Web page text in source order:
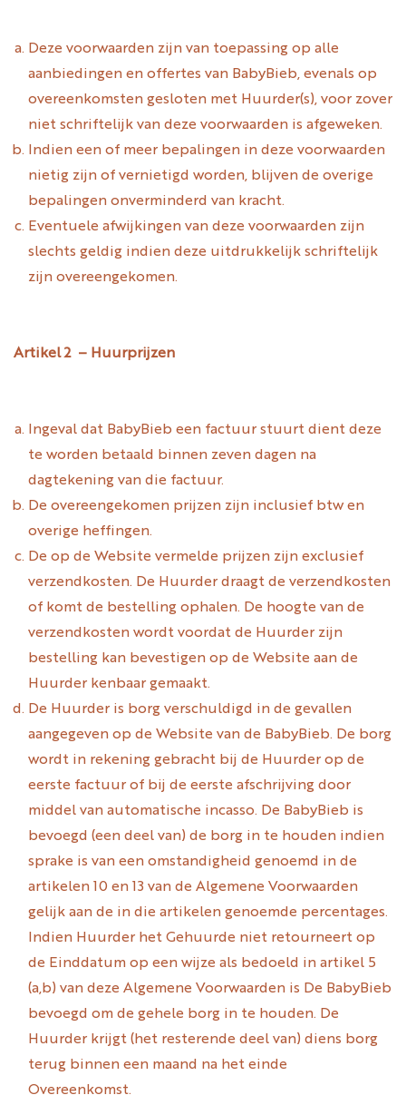
Deze voorwaarden zijn van toepassing op alle
aanbiedingen en offertes van BabyBieb, evenals op
overeenkomsten gesloten met Huurder(s), voor zover
niet schriftelijk van deze voorwaarden is afgeweken.
Indien een of meer bepalingen in deze voorwaarden
nietig zijn of vernietigd worden, blijven de overige
bepalingen onverminderd van kracht.
Eventuele afwijkingen van deze voorwaarden zijn
slechts geldig indien deze uitdrukkelijk schriftelijk
zijn overeengekomen.
Artikel 2 – Huurprijzen
Ingeval dat BabyBieb een factuur stuurt dient deze
te worden betaald binnen zeven dagen na
dagtekening van die factuur.
De overeengekomen prijzen zijn inclusief btw en
overige heffingen.
De op de Website vermelde prijzen zijn exclusief
verzendkosten. De Huurder draagt de verzendkosten
of komt de bestelling ophalen. De hoogte van de
verzendkosten wordt voordat de Huurder zijn
bestelling kan bevestigen op de Website aan de
Huurder kenbaar gemaakt.
De Huurder is borg verschuldigd in de gevallen
aangegeven op de Website van de BabyBieb. De borg
wordt in rekening gebracht bij de Huurder op de
eerste factuur of bij de eerste afschrijving door
middel van automatische incasso. De BabyBieb is
bevoegd (een deel van) de borg in te houden indien
sprake is van een omstandigheid genoemd in de
artikelen 10 en 13 van de Algemene Voorwaarden
gelijk aan de in die artikelen genoemde percentages.
Indien Huurder het Gehuurde niet retourneert op
de Einddatum op een wijze als bedoeld in artikel 5
(a,b) van deze Algemene Voorwaarden is De BabyBieb
bevoegd om de gehele borg in te houden. De
Huurder krijgt (het resterende deel van) diens borg
terug binnen een maand na het einde
Overeenkomst.